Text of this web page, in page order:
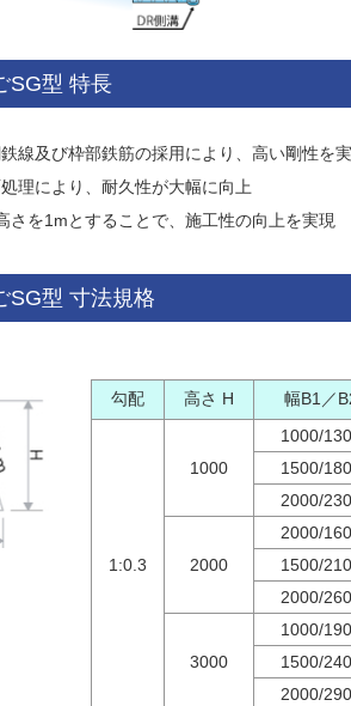
SG型 特長
線及び枠部鉄筋の採用により、高い剛性を
理により、耐久性が大幅に向上
さを1mとすることで、施工性の向上を実現
SG型 寸法規格
勾配 高さ H 幅B1／
1:0.3
1000
1000/
1500/
2000/
2000
2000/
1500/
2000/
3000
1000/
1500/
2000/